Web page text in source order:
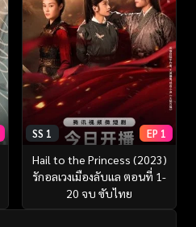
SS 1 EP 1
Hail to the Princess (2023)
รักอลเวงเมืองลับแล ตอนที่ 1-
20 จบ ซับไทย